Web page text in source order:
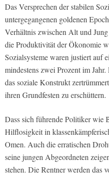
Das Versprechen der stabilen
untergegangenen goldenen
Verhältnis zwischen Alt und
die Produktivität der Ökonomie
Sozialsysteme waren justiert auf
mindestens zwei Prozent im
das soziale Konstrukt
ihren Grundfesten zu erschüttern.
Dass sich führende Politiker wie
Hilflosigkeit in
Omen. Auch die erratischen
seine jungen Abgeordneten
stehen. Die Rentner werden das